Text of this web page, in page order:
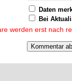
Daten
Bei
werden erst nach